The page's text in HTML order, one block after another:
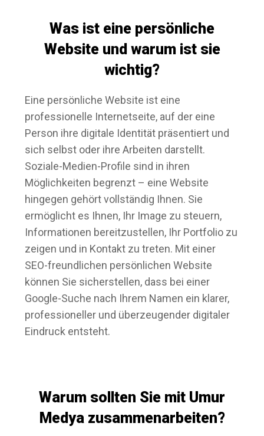
Was ist eine persönliche
Website und warum ist sie
wichtig?
Eine persönliche Website ist eine
professionelle Internetseite, auf der eine
Person ihre digitale Identität präsentiert und
sich selbst oder ihre Arbeiten darstellt.
Soziale-Medien-Profile sind in ihren
Möglichkeiten begrenzt – eine Website
hingegen gehört vollständig Ihnen. Sie
ermöglicht es Ihnen, Ihr Image zu steuern,
Informationen bereitzustellen, Ihr Portfolio zu
zeigen und in Kontakt zu treten. Mit einer
SEO-freundlichen persönlichen Website
können Sie sicherstellen, dass bei einer
Google-Suche nach Ihrem Namen ein klarer,
professioneller und überzeugender digitaler
Eindruck entsteht.
Warum sollten Sie mit Umur
Medya zusammenarbeiten?